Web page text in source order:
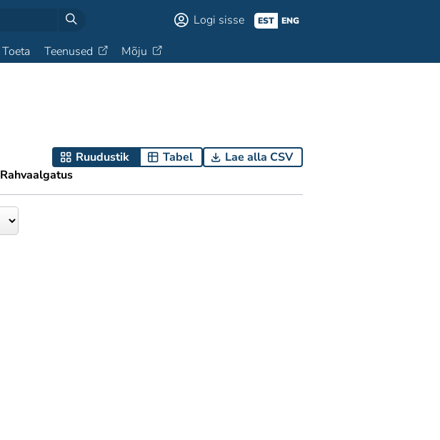
Logi sisse EST ENG
Toeta Teenused Mõju
Ruudustik Tabel
Lae alla CSV
Rahvaalgatus